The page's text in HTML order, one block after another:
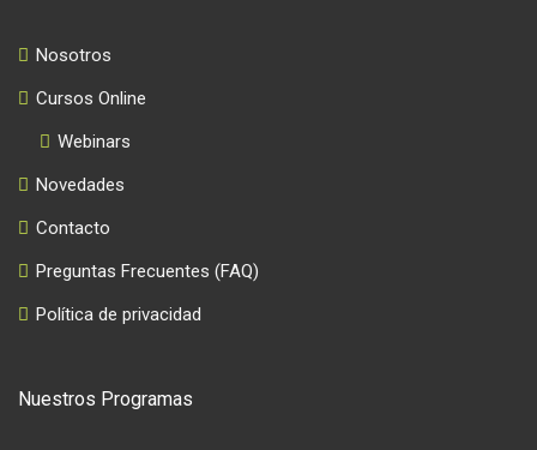
Nosotros
Cursos Online
Webinars
Novedades
Contacto
Preguntas Frecuentes (FAQ)
Política de privacidad
Nuestros Programas